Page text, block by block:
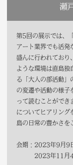
瀬
第5回の展示では、
アート業界でも活発
盛んに行われており
ような環境は直島独
る「大人の部活動」
の変遷や活動の様子
って読むことができ
についてヒアリング
島の日常の豊かさを
会期：2023年9月9
2023年11月4